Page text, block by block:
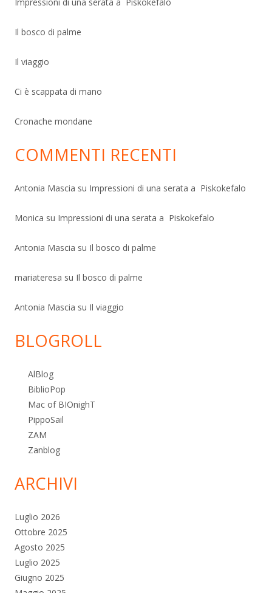
Il bosco di palme
Il viaggio
Ci è scappata di mano
Cronache mondane
COMMENTI RECENTI
Antonia Mascia su Impressioni di una serata a Piskokefalo
Monica su Impressioni di una serata a Piskokefalo
Antonia Mascia su Il bosco di palme
mariateresa su Il bosco di palme
Antonia Mascia su Il viaggio
BLOGROLL
AlBlog
BiblioPop
Mac of BIOnighT
PippoSail
ZAM
Zanblog
ARCHIVI
Luglio 2026
Ottobre 2025
Agosto 2025
Luglio 2025
Giugno 2025